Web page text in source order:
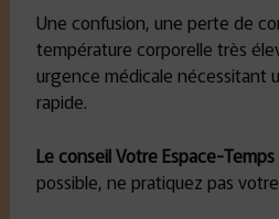
Une confusion, une perte de
température corporelle très
urgence médicale nécessitant
rapide.
Le conseil Votre Espace-Temps
possible, ne pratiquez pas